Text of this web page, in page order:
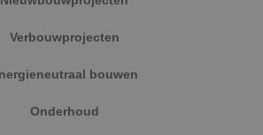
Verbouwprojecten
bouwen
Onderhoud